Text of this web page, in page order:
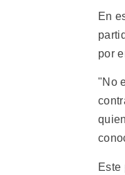
En
por
"No
Este